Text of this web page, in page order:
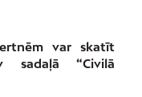
var skatīt
sadaļā “Civilā